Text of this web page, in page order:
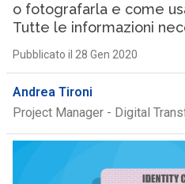
o fotografarla e come
Tutte le informazioni
Pubblicato il 28 Gen 2020
Andrea Tironi
Project Manager - Digital